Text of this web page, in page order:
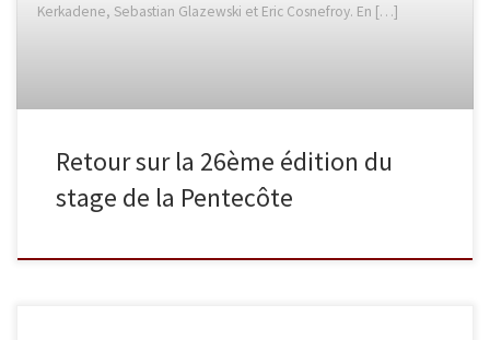
Kerkadene, Sebastian Glazewski et Eric Cosnefroy. En […]
Retour sur la 26ème édition du
stage de la Pentecôte